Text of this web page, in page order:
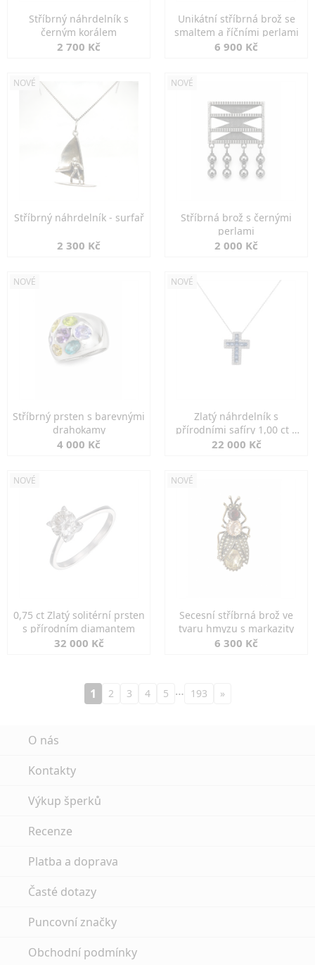
Stříbrný náhrdelník s
černým korálem
2 700 Kč
Unikátní stříbrná brož se
smaltem a říčními perlami
6 900 Kč
NOVÉ
Stříbrný náhrdelník - surfař
2 300 Kč
NOVÉ
Stříbrná brož s černými
perlami
2 000 Kč
NOVÉ
Stříbrný prsten s barevnými
drahokamy
4 000 Kč
NOVÉ
Zlatý náhrdelník s
přírodními safíry 1,00 ct a
diamanty
22 000 Kč
NOVÉ
0,75 ct Zlatý solitérní prsten
s přírodním diamantem
32 000 Kč
NOVÉ
Secesní stříbrná brož ve
tvaru hmyzu s markazity
6 300 Kč
1 2 3 4 5 … 193 »
O nás
Kontakty
Výkup šperků
Recenze
Platba a doprava
Časté dotazy
Puncovní značky
Obchodní podmínky